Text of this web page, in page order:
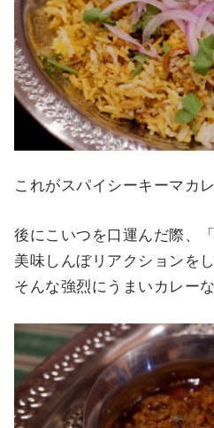
これがスパイシーキーマカレ
後にこいつを口運んだ際、
美味しんぼリアクションを
そんな強烈にうまいカレー